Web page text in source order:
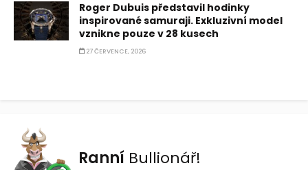
Roger Dubuis představil hodinky
inspirované samuraji. Exkluzivní model
vznikne pouze v 28 kusech
27 ČERVENCE, 2026
Ranní Bullionář!